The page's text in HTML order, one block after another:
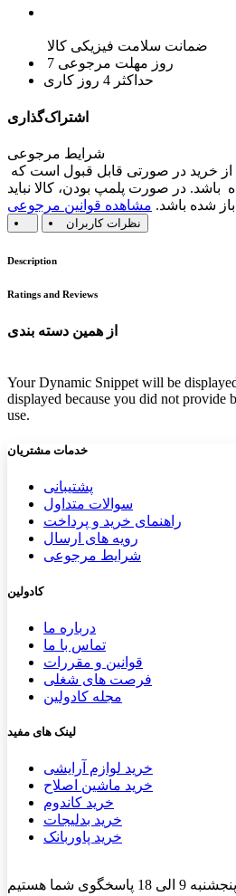
ضمانت سلامت فیزیکی کالا
7 روز مهلت مرجوعی
حداکثر 4 روز کاری
اشتراک‌گذاری
شرایط مرجوعی
باشد. در صورت پلمپ بودن، کالا نباید
باز شده باشد. مشاهده قوانین مرجوعی
نظرات کاربران
Description
Ratings and Reviews
از همین دسته بندی
Your Dynamic Snippet will be
displayed because you did not provide
use.
خدمات مشتریان
پشتیب​​انی
سوالات متداول
راهنمای خرید و پرداخت
رویه های ارسال
شرایط مرجوعی
کادولین
درباره ما
تماس با ما
قوانین و مقررات
فرصت های شغلی
مجله کادولین
لینک های مفید
خرید لوازم آرایشی
خرید ماشین اصلاح
خرید کاندوم
خرید بدلیجات
خرید پاوربانک
پاسخگوی شما هستیم